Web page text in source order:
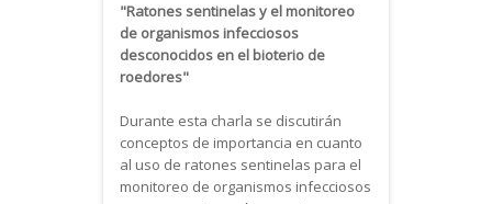
"Ratones sentinelas y el monitoreo
de organismos infecciosos
desconocidos en el bioterio de
roedores"
Durante esta charla se discutirán
conceptos de importancia en cuanto
al uso de ratones sentinelas para el
monitoreo de organismos infecciosos